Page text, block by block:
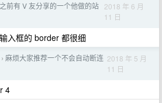
之前有 V 友分享的一个他做的站 2018 年 6 月
11 日
入框的 border 都很细
› 麻烦大家推荐一个不会自动断连 2018 年 5 月
11 日
4